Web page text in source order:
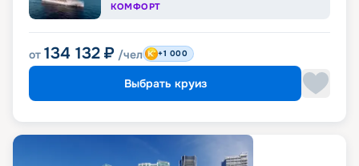
КОМФОРТ
от 134 132 ₽ /чел +1 000
Выбрать круиз